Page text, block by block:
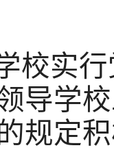
校实
导学
规定